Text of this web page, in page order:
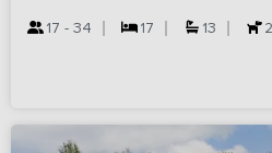
17 - 34 17 13 2